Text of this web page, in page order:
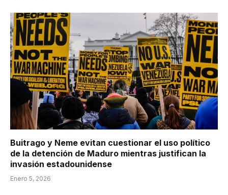
Buitrago y Neme evitan cuestionar el uso político
de la detención de Maduro mientras justifican la
invasión estadounidense
Enero 5, 2026